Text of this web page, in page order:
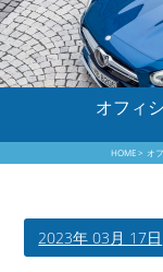
オフィ
HOME オ
2023年 03月 17日